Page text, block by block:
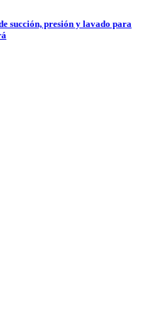
succión, presión y lavado para